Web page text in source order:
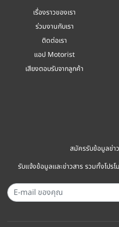
เรื่องราวของเรา
ร่วมงานกับเรา
ติดต่อเรา
แอป Motorist
เสียงตอบรับจากลูกค้า
สมัครรับข้อมูลข่าว
รับแจ้งข้อมูลและข่าวสาร รวมทั้งโปร